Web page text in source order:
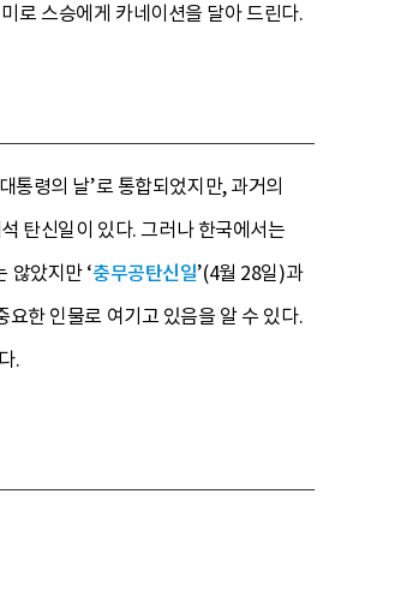
로 스승에게 카네이션을 달아 드린다.
령의 날’로 통합되었지만, 과거의
탄신일이 있다. 그러나 한국에서는
않았지만 ‘충무공탄신일’(4월 28일)과
한 인물로 여기고 있음을 알 수 있다.
.